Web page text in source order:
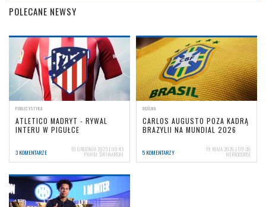
POLECANE NEWSY
PUBLICYSTYKA
ATLETICO MADRYT - RYWAL
INTERU W PIGUŁCE
3 KOMENTARZE 19 GRUDNIA 2023 | 09:43
PAWEŁ ŚWINARSKI
OGÓLNA
CARLOS AUGUSTO POZA KADRĄ
BRAZYLII NA MUNDIAL 2026
5 KOMENTARZY 19 MAJA 2026 | 09:38
NERIOCORSI